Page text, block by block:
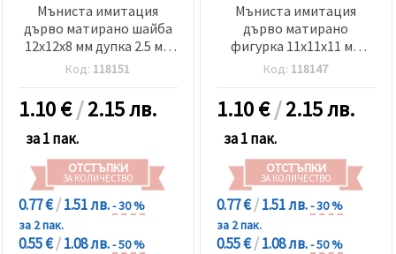
Мъниста имитация
дърво матирано шайба
12x12x8 мм дупка 2.5 мм
жълто светло -50 грама
~65 броя
Код: 118151
1.10€/2.15 лв.
за 1 пак.
ОТСТЪПКИ
ЗА КОЛИЧЕСТВО
0.77 €/1.51 лв.- 30 %
за 2 пак.
0.55 €/1.08 лв.- 50 %
Мъниста имитация
дърво матирано
фигурка 11x11x11 мм
дупка 2 мм жълто светло
-50 грама ~48 броя
Код: 118147
1.10€/2.15 лв.
за 1 пак.
ОТСТЪПКИ
ЗА КОЛИЧЕСТВО
0.77 €/1.51 лв.- 30 %
за 2 пак.
0.55 €/1.08 лв.- 50 %